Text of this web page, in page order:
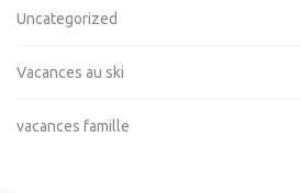
Uncategorized
Vacances au ski
vacances famille